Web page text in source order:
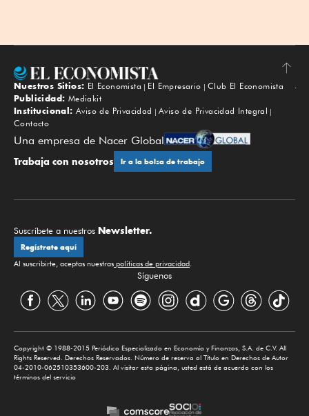
Subir
Nuestros Sitios: El Economista El Empresario
Club El Economista
Publicidad: Mediakit
Institucional: Aviso de Privacidad
Aviso de Privacidad Integral
Contacto
Una empresa de Nacer Global
Trabaja con nosotros Ir a la bolsa de trabajo
Suscríbete a nuestros Newsletter.
Regístrate aquí
Al suscribirte, aceptas nuestras políticas de privacidad.
Síguenos
Copyright © 1988-2015 Periódico Especializado en Economía y Finanzas, S.A. de C.V. All
Rights Reserved. Derechos Reservados. Número de reserva al Título en Derechos de Autor
04-2010-062510353600-203. Al visitar esta página, usted está de acuerdo con los
términos del servicio